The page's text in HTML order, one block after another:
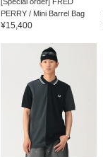
PERRY / Mini Barrel Bag
¥15,400